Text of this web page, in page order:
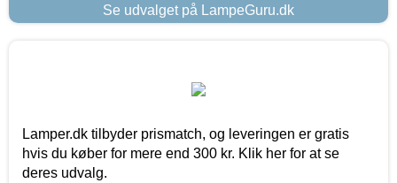
Se udvalget på LampeGuru.dk
Lamper.dk tilbyder prismatch, og leveringen er gratis
hvis du køber for mere end 300 kr. Klik her for at se
deres udvalg.